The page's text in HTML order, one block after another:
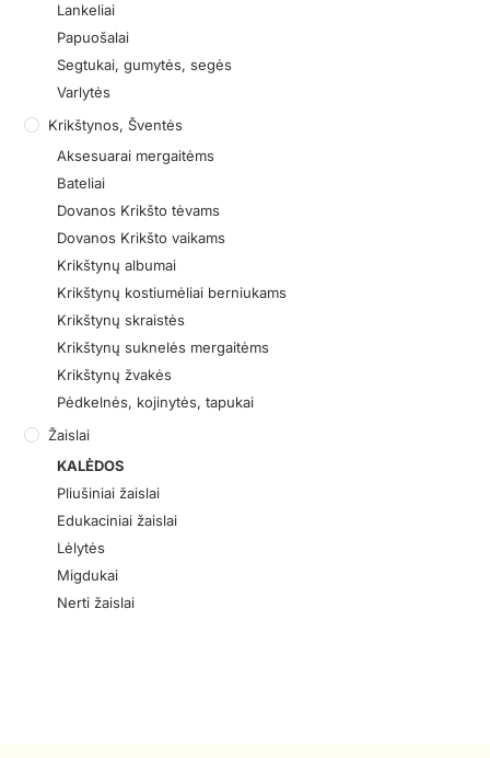
Lankeliai
Papuošalai
Segtukai, gumytės, segės
Varlytės
Krikštynos, Šventės
Aksesuarai mergaitėms
Bateliai
Dovanos Krikšto tėvams
Dovanos Krikšto vaikams
Krikštynų albumai
Krikštynų kostiumėliai berniukams
Krikštynų skraistės
Krikštynų suknelės mergaitėms
Krikštynų žvakės
Pėdkelnės, kojinytės, tapukai
Žaislai
KALĖDOS
Pliušiniai žaislai
Edukaciniai žaislai
Lėlytės
Migdukai
Nerti žaislai